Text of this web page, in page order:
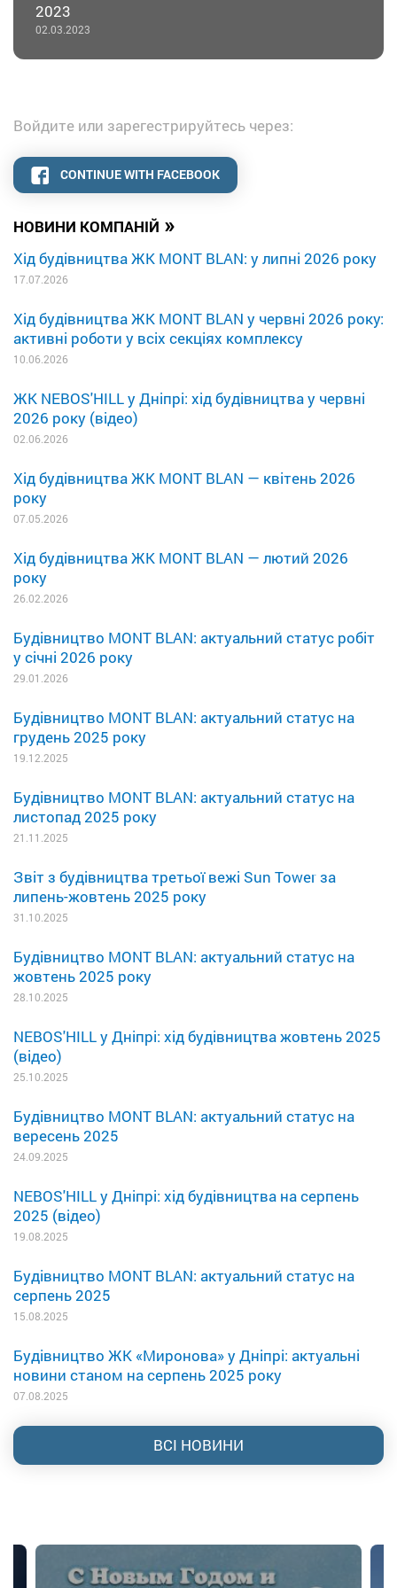
НОВИНИ КОМПАНІЙ »
Хід будівництва ЖК MONT BLAN: у липні 2026 року
17.07.2026
Хід будівництва ЖК MONT BLAN у червні 2026 року:
активні роботи у всіх секціях комплексу
10.06.2026
ЖК NEBOS'HILL у Дніпрі: хід будівництва у червні
2026 року (відео)
02.06.2026
Хід будівництва ЖК MONT BLAN — квітень 2026
року
07.05.2026
Хід будівництва ЖК MONT BLAN — лютий 2026
року
26.02.2026
Будівництво MONT BLAN: актуальний статус робіт
у січні 2026 року
29.01.2026
Будівництво MONT BLAN: актуальний статус на
грудень 2025 року
19.12.2025
Будівництво MONT BLAN: актуальний статус на
листопад 2025 року
21.11.2025
Звіт з будівництва третьої вежі Sun Tower за
липень-жовтень 2025 року
31.10.2025
Будівництво MONT BLAN: актуальний статус на
жовтень 2025 року
28.10.2025
NEBOS'HILL у Дніпрі: хід будівництва жовтень 2025
(відео)
25.10.2025
Будівництво MONT BLAN: актуальний статус на
вересень 2025
24.09.2025
NEBOS'HILL у Дніпрі: хід будівництва на серпень
2025 (відео)
19.08.2025
Будівництво MONT BLAN: актуальний статус на
серпень 2025
15.08.2025
Будівництво ЖК «Миронова» у Дніпрі: актуальні
новини станом на серпень 2025 року
07.08.2025
ВСІ НОВИНИ
2023
02.03.2023
Войдите или зарегестрируйтесь через:
CONTINUE WITH FACEBOOK